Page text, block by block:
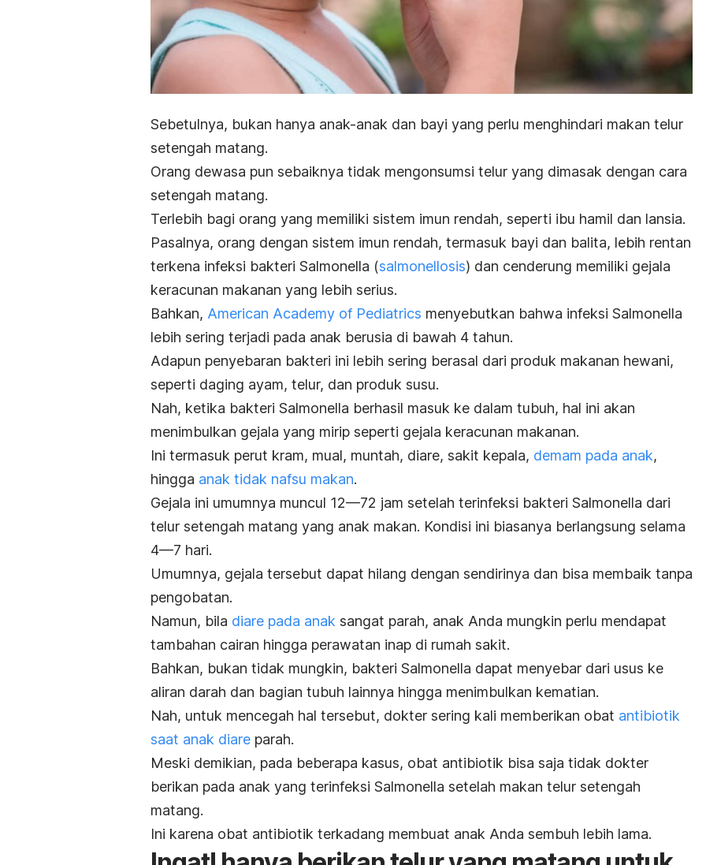
Sebetulnya, bukan hanya anak-anak dan bayi yang perlu menghindari makan telur
setengah matang.
Orang dewasa pun sebaiknya tidak mengonsumsi telur yang dimasak dengan cara
setengah matang.
Terlebih bagi orang yang memiliki sistem imun rendah, seperti ibu hamil dan lansia.
Pasalnya, orang dengan sistem imun rendah, termasuk bayi dan balita, lebih rentan
terkena infeksi bakteri Salmonella (salmonellosis) dan cenderung memiliki gejala
keracunan makanan yang lebih serius.
Bahkan, American Academy of Pediatrics menyebutkan bahwa infeksi Salmonella
lebih sering terjadi pada anak berusia di bawah 4 tahun.
Adapun penyebaran bakteri ini lebih sering berasal dari produk makanan hewani,
seperti daging ayam, telur, dan produk susu.
Nah, ketika bakteri Salmonella berhasil masuk ke dalam tubuh, hal ini akan
menimbulkan gejala yang mirip seperti gejala keracunan makanan.
Ini termasuk perut kram, mual, muntah, diare, sakit kepala, demam pada anak,
hingga anak tidak nafsu makan.
Gejala ini umumnya muncul 12—72 jam setelah terinfeksi bakteri Salmonella dari
telur setengah matang yang anak makan. Kondisi ini biasanya berlangsung selama
4—7 hari.
Umumnya, gejala tersebut dapat hilang dengan sendirinya dan bisa membaik tanpa
pengobatan.
Namun, bila diare pada anak sangat parah, anak Anda mungkin perlu mendapat
tambahan cairan hingga perawatan inap di rumah sakit.
Bahkan, bukan tidak mungkin, bakteri Salmonella dapat menyebar dari usus ke
aliran darah dan bagian tubuh lainnya hingga menimbulkan kematian.
Nah, untuk mencegah hal tersebut, dokter sering kali memberikan obat antibiotik
saat anak diare parah.
Meski demikian, pada beberapa kasus, obat antibiotik bisa saja tidak dokter
berikan pada anak yang terinfeksi Salmonella setelah makan telur setengah
matang.
Ini karena obat antibiotik terkadang membuat anak Anda sembuh lebih lama.